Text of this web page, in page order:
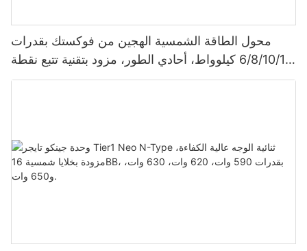
محول الطاقة الشمسية الهجين من فوكستك بقدرات
6/8/10/12 كيلوواط، أحادي الطور، مزود بتقنية تتبع نقطة
الطاقة القصوى (MPPT)، يدعم توصيل 9 وحدات بالتوازي